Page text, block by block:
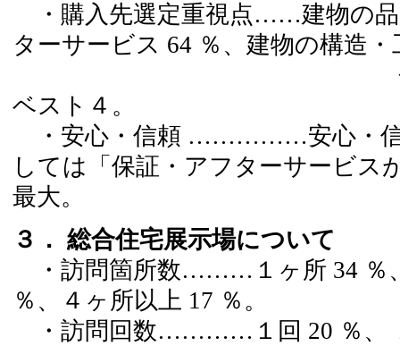
・購入先選定重視点……建物の品
ターサービス 64 ％、建物の構造・
会社の実績・
ベスト４。
・安心・信頼 ……………安心・信
しては「保証・アフターサービス
最大。
３． 総合住宅展示場について
・訪問箇所数………１ヶ所 34 ％
％、４ヶ所以上 17 ％。
・訪問回数…………１回 20 ％、